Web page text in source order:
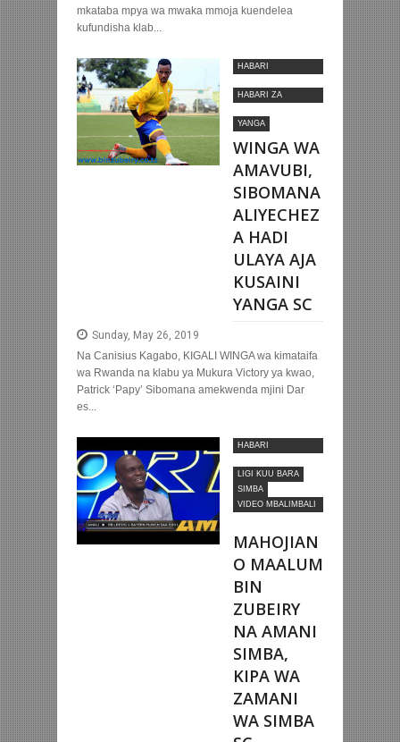
mkataba mpya wa mwaka mmoja kuendelea
kufundisha klab...
HABARI
HABARI ZA
YANGA
WINGA WA
AMAVUBI,
SIBOMANA
ALIYECHEZ
A HADI
ULAYA AJA
KUSAINI
YANGA SC
Sunday, May 26, 2019
Na Canisius Kagabo, KIGALI WINGA wa kimataifa
wa Rwanda na klabu ya Mukura Victory ya kwao,
Patrick ‘Papy’ Sibomana amekwenda mjini Dar
es...
HABARI
LIGI KUU BARA
SIMBA
VIDEO MBALIMBALI
MAHOJIAN
O MAALUM
BIN
ZUBEIRY
NA AMANI
SIMBA,
KIPA WA
ZAMANI
WA SIMBA